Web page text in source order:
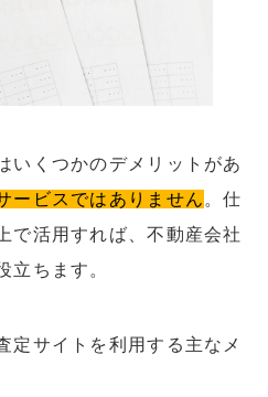
いくつかのデメリットがあ
ービスではありません 。仕
で活用すれば、不動産会社
立ちます。
定サイトを利用する主なメ